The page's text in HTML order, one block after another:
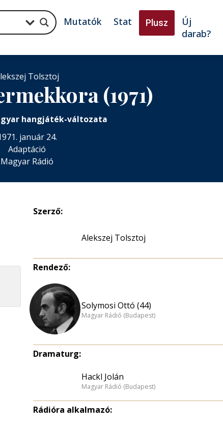
Mutatók Stat Plusz
Új
darab?
Tolsztoj
(1971)
hangjáték-változata
január 24.
Adaptáció
Magyar Rádió
Szerző:
Alekszej Tolsztoj
Rendező:
Solymosi Ottó (44)
Magyar Rádió (Budapest)
Dramaturg:
Hackl Jolán
Magyar Rádió (Budapest)
Rádióra alkalmazó: